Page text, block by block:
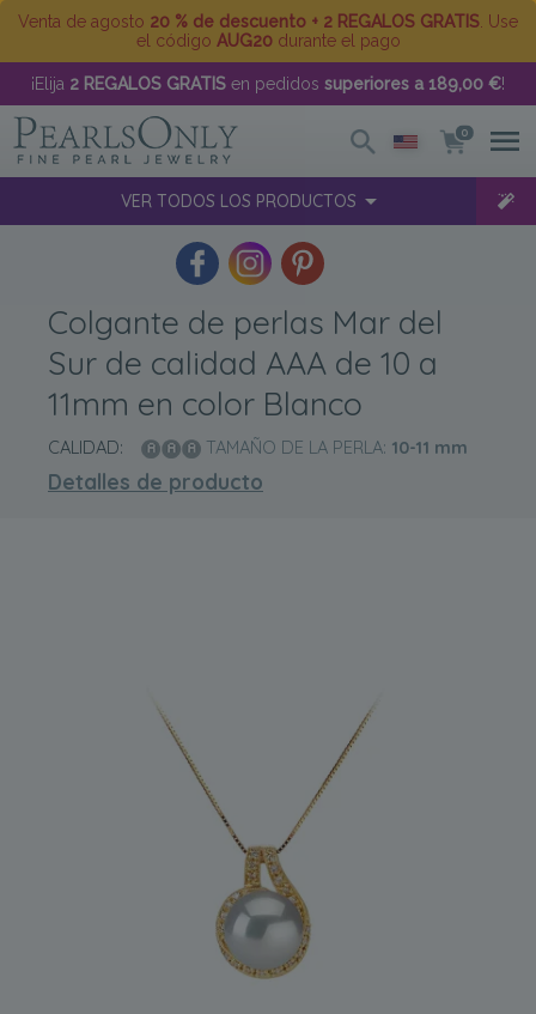
Venta de agosto 20 % de descuento + 2 REGALOS GRATIS . Use
el código AUG20durante el pago
¡Elija 2 REGALOS GRATIS en pedidos superiores a 189,00 €!
0
VER TODOS LOS PRODUCTOS
Colgante de perlas Mar del
Sur de calidad AAA de 10 a
11mm en color Blanco
CALIDAD: TAMAÑO DE LA PERLA: 10-11 mm
Detalles de producto